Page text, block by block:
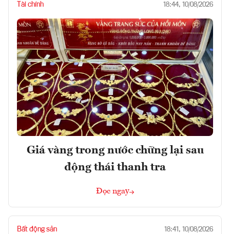
Tài chính 18:44, 10/08/2026
Giá vàng trong nước chững lại sau
động thái thanh tra
Đọc ngay
Bất động sản 18:41, 10/08/2026